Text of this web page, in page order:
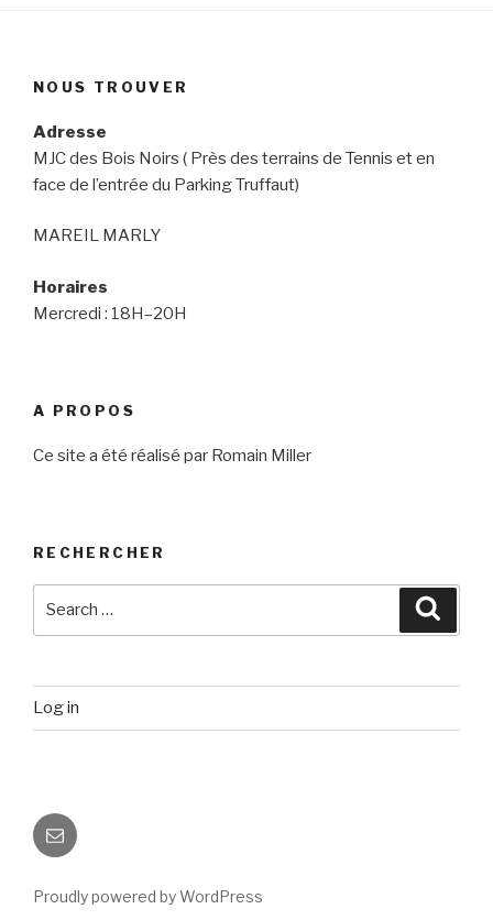
NOUS TROUVER
Adresse
MJC des Bois Noirs ( Près des terrains de Tennis et en
face de l’entrée du Parking Truffaut)
MAREIL MARLY
Horaires
Mercredi : 18H–20H
A PROPOS
Ce site a été réalisé par Romain Miller
RECHERCHER
Log in
Email
Proudly powered by WordPress